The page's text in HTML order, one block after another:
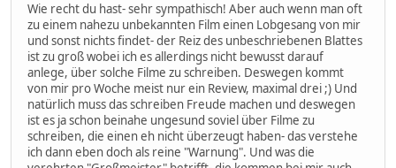
Wie recht du hast- sehr sympathisch! Aber auch wenn man oft
zu einem nahezu unbekannten Film einen Lobgesang von mir
und sonst nichts findet- der Reiz des unbeschriebenen Blattes
ist zu groß wobei ich es allerdings nicht bewusst darauf
anlege, über solche Filme zu schreiben. Deswegen kommt
von mir pro Woche meist nur ein Review, maximal drei ;) Und
natürlich muss das schreiben Freude machen und deswegen
ist es ja schon beinahe ungesund soviel über Filme zu
schreiben, die einen eh nicht überzeugt haben- das verstehe
ich dann eben doch als reine "Warnung". Und was die